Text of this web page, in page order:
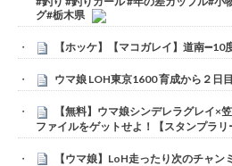
グ#栃木県
【ホッケ】【マコガレイ】道南➖10
ウマ娘 LOH東京1600 育成から２日
【無料】ウマ娘シンデレラグレイ×
ファイルをゲットせよ！【スタンプラリ
【ウマ娘】LoH走ったり次のチャン